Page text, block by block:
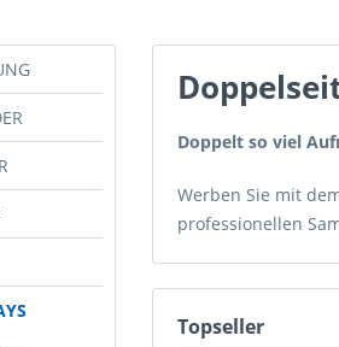
Doppelt so viel
Werben Sie mit
professionellen
Topseller